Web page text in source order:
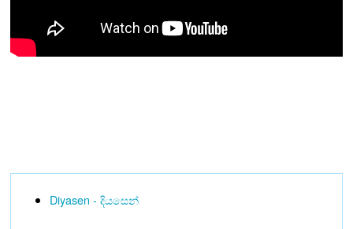
Diyasen - දියසෙන්